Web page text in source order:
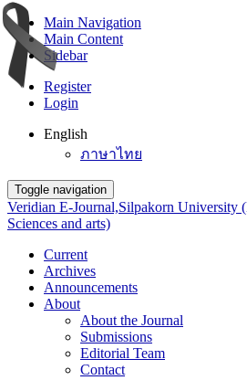
Main Navigation
Main Content
Sidebar
Register
Login
English
ภาษาไทย
Toggle navigation
Veridian E-Journal,Silpakorn University
Sciences and arts)
Current
Archives
Announcements
About
About the Journal
Submissions
Editorial Team
Contact